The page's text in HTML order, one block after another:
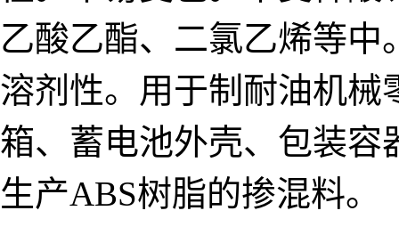
乙酸乙酯、二氯乙烯等
溶剂性。用于制耐油机械
箱、蓄电池外壳、包装容
生产ABS树脂的掺混料。